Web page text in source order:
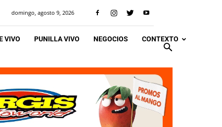
domingo, agosto 9, 2026
VIVO PUNILLA VIVO NEGOCIOS CONTEXTO